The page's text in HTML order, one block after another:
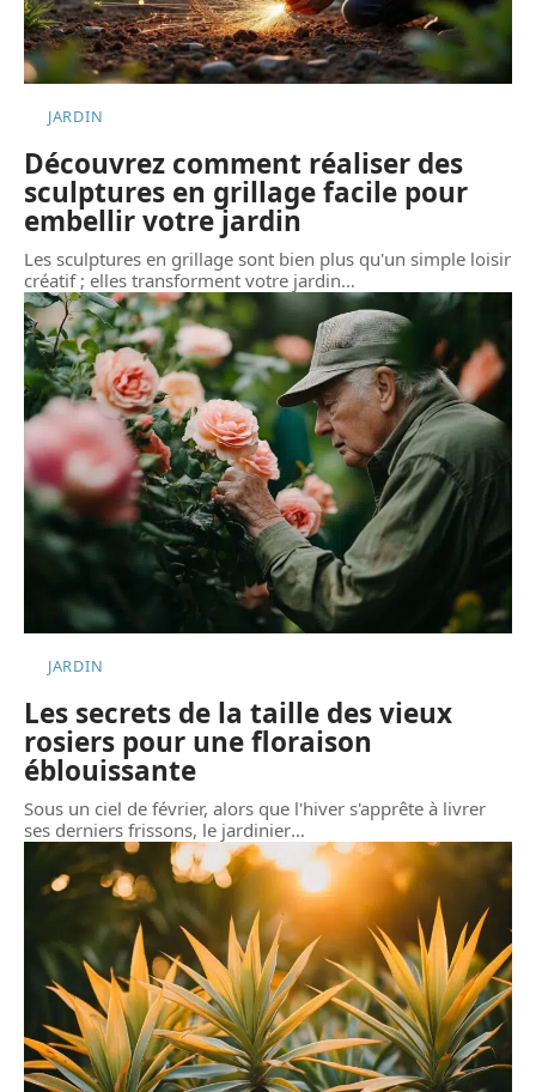
JARDIN
Découvrez comment réaliser des
sculptures en grillage facile pour
embellir votre jardin
Les sculptures en grillage sont bien plus qu'un simple loisir
créatif ; elles transforment votre jardin…
JARDIN
Les secrets de la taille des vieux
rosiers pour une floraison
éblouissante
Sous un ciel de février, alors que l'hiver s'apprête à livrer
ses derniers frissons, le jardinier…